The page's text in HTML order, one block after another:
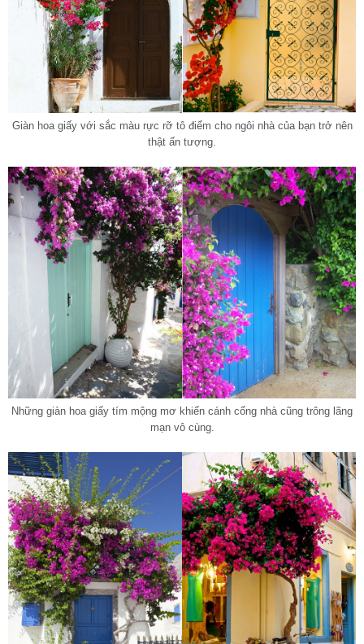
Giàn hoa giấy với sắc màu rực rỡ tô điểm cho ngôi nhà của bạn trở nên
thật ấn tượng.
Những giàn hoa giấy tím mộng mơ khiến cánh cổng nhà cũng trông lãng
mạn vô cùng.